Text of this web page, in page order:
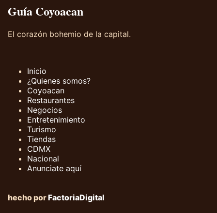
Guía Coyoacan
El corazón bohemio de la capital.
Inicio
¿Quienes somos?
Coyoacan
Restaurantes
Negocios
Entretenimiento
Turismo
Tiendas
CDMX
Nacional
Anunciate aquí
hecho porFactoriaDigital